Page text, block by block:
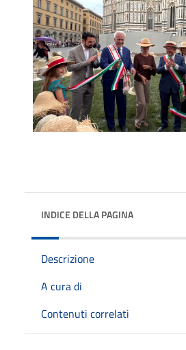
INDICE DELLA PAGINA
Descrizione
A cura di
Contenuti correlati